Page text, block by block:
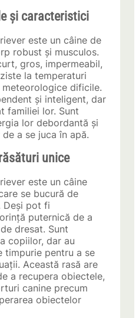
și caracteristici
este un câine de
robust și musculos.
gros, impermeabil,
la temperaturi
dificile.
și inteligent, dar
familiei lor. Sunt
lor debordantă și
a se juca în apă.
unice
este un câine
se bucură de
Deși pot fi
puternică de a
dresat. Sunt
copiilor, dar au
timpurie pentru a se
Această rasă are
a recupera obiectele,
canine precum
obiectelor